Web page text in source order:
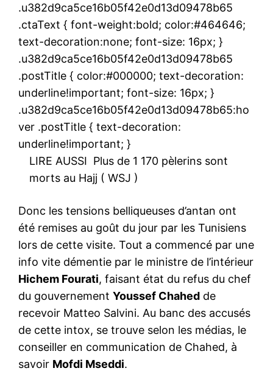
.u382d9ca5ce16b05f42e0d13d09478b65
.ctaText { font-weight:bold; color:#464646;
text-decoration:none; font-size: 16px; }
.u382d9ca5ce16b05f42e0d13d09478b65
.postTitle { color:#000000; text-decoration:
underline!important; font-size: 16px; }
.u382d9ca5ce16b05f42e0d13d09478b65:ho
ver .postTitle { text-decoration:
underline!important; }
LIRE AUSSI Plus de 1 170 pèlerins sont
morts au Hajj ( WSJ )
Donc les tensions belliqueuses d’antan ont
été remises au goût du jour par les Tunisiens
lors de cette visite. Tout a commencé par une
info vite démentie par le ministre de l’intérieur
Hichem Fourati, faisant état du refus du chef
du gouvernement Youssef Chahed de
recevoir Matteo Salvini. Au banc des accusés
de cette intox, se trouve selon les médias, le
conseiller en communication de Chahed, à
savoir Mofdi Mseddi.